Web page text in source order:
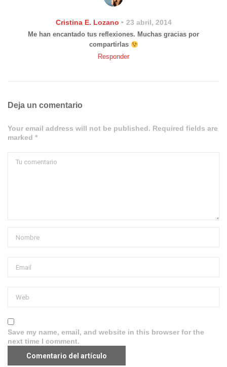
Cristina E. Lozano 23 abril, 2014
Me han encantado tus reflexiones. Muchas gracias por
compartirlas
Responder
Deja un comentario
Your email address will not be published. Required fields are
marked *
Save my name, email, and website in this browser for the
next time I comment.